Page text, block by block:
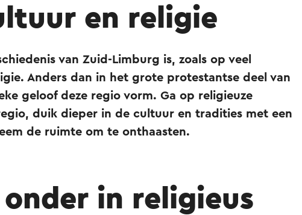
en religie
van Zuid-Limburg is, zoals op veel
Anders dan in het grote protestantse deel van
geloof deze regio vorm. Ga op religieuze
duik dieper in de cultuur en tradities met een
de ruimte om te onthaasten.
onder in religieus